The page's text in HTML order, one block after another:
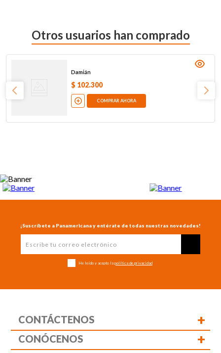
Otros usuarios han comprado
Damián
$ 102.300
COMPRAR AHORA
¡Suscríbete a Panamericana y entérate de todas nuestras novedades!
He leído y acepto la política de privacidad
CONTÁCTENOS +
CONÓCENOS +